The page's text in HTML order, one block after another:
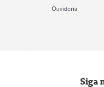
Ouvidoria
Siga